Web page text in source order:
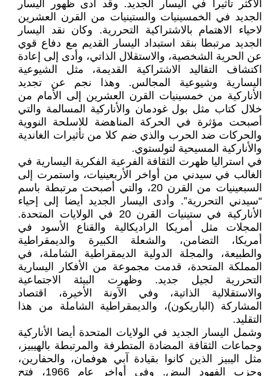
الأكثر تأثيرا في اليسار الجديد. وقد أدى ظهور اليسار
الجديد في الخمسينيات والستينيات من القرن العشرين
لاحياء الاهتمام بالاشتراكية التحررية. وكان نقد اليسار
الجديد مرتبطا بنقد استبداد اليسار القديم مع دفاع قوي
عن الحرية الشخصية، والاستقلال الذاتي، وأدى إلى إعادة
اكتشاف التقاليد الاشتراكية القديمة، مثل الشيوعية
اليسارية وشيوعية المجالس. وهذا نجم عن تجديد
الأناركية من خمسينيات القرن العشرين إلى الأمام من
خلال كتاب مثل بول غودمان والأناركية المسالمة والتي
أصبحت مؤثرة في الحركة المناهضة للاسلحة النووية
والحركات ضد الحرب والذي ضم كلا من تأثيرات الغاندية
والأناركية المسيحية لتولستوي.
في استراليا ظهرت الثقافة الفرعية الفكرية اليسارية في
الغالب في سيدني من أواخر الأربعينيات، واستمرت إلى
السبعينيات من القرن 20، والتي أصبحت مرتبطة باسم
“سيدني التحررية”. وأدى اليسار الجديد أيضا إلى إحياء
الأناركية في ستينيات القرن 20 في الولايات المتحدة.
المجلات مثل أمريكا الراديكالية والقناع الأسود في
أمريكا، التضامن، والشعلة الكبيرة والديمقراطية
والطبيعة، والمجلة الدولية الديمقراطية الشاملة، في
المملكة المتحدة، قدمت مجموعة من الأفكار اليسارية
التحررية لجيل جديد. وظهرت البيئة الاجتماعية
والاستقلالية الذاتية، وفي الآونة الأخيرة، اقتصاد
المشاركة (الباريكون)، والديمقراطية الشاملة من هذا
التقليد.
وشمل اليسار الجديد في الولايات المتحدة أيضا الأناركية
وجماعات الثقافة المضادة المتطرفة والمرتبطة بالهيبيز،
مثل اليبيز الذين كانوا بقيادة آبي هوفمان، والحفارين،
وحزب الفهود البيض. وفي أواخر عام 1966، فتح